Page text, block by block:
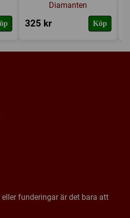
Diamanten
325 kr Köp
funderingar är det bara att